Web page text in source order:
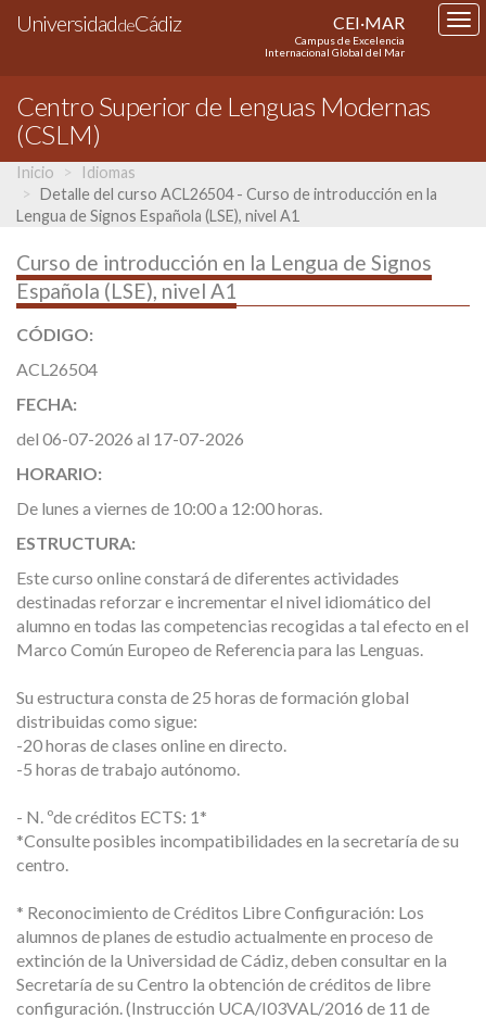
UniversidaddeCádiz CEI·MAR
Campus de Excelencia
Internacional Global del Mar
Centro Superior de Lenguas Modernas
(CSLM)
Inicio
Idiomas
Detalle del curso ACL26504 - Curso de introducción en la
Lengua de Signos Española (LSE), nivel A1
Curso de introducción en la Lengua de Signos
Española (LSE), nivel A1
CÓDIGO:
ACL26504
FECHA:
del 06-07-2026 al 17-07-2026
HORARIO:
De lunes a viernes de 10:00 a 12:00 horas.
ESTRUCTURA:
Este curso online constará de diferentes actividades
destinadas reforzar e incrementar el nivel idiomático del
alumno en todas las competencias recogidas a tal efecto en el
Marco Común Europeo de Referencia para las Lenguas.
Su estructura consta de 25 horas de formación global
distribuidas como sigue:
-20 horas de clases online en directo.
-5 horas de trabajo autónomo.
- N. ºde créditos ECTS: 1*
*Consulte posibles incompatibilidades en la secretaría de su
centro.
* Reconocimiento de Créditos Libre Configuración: Los
alumnos de planes de estudio actualmente en proceso de
extinción de la Universidad de Cádiz, deben consultar en la
Secretaría de su Centro la obtención de créditos de libre
configuración. (Instrucción UCA/I03VAL/2016 de 11 de